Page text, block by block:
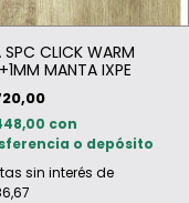
CLICK WARM
MANTA IXPE
con
o depósito
sin interés de